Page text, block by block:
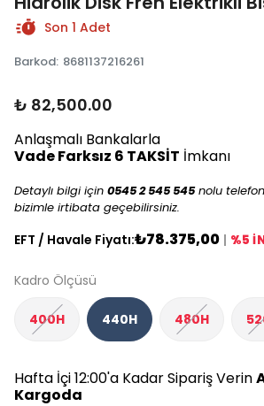
Son 1 Adet
Barkod: 8681137216261
₺ 82,500.00
Anlaşmalı Bankalarla
Vade Farksız 6 TAKSİT İmkanı
Detaylı bilgi için 0545 2 545 545nolu
bizimle irtibata geçebilirsiniz.
EFT / Havale Fiyatı:₺78.375,00 | %5
Kadro Ölçüsü
400H 440H 480H
Hafta İçi 12:00'a Kadar Sipariş Verin
Kargoda